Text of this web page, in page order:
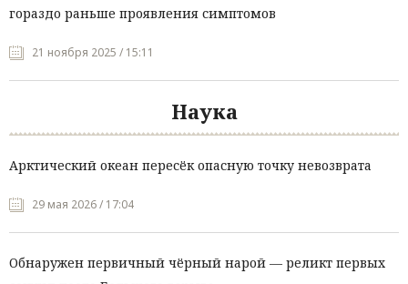
гораздо раньше проявления симптомов
21 ноября 2025 / 15:11
Наука
Арктический океан пересёк опасную точку невозврата
29 мая 2026 / 17:04
Обнаружен первичный чёрный нарой — реликт первых